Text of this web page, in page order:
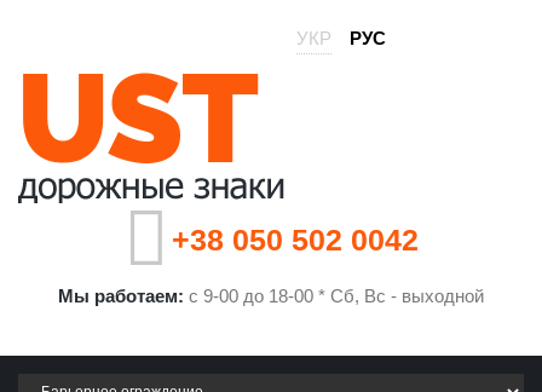
РУС
УКР
+38 050 502 0042
Мы работаем: с 9-00 до 18-00 * Сб, Вс - выходной